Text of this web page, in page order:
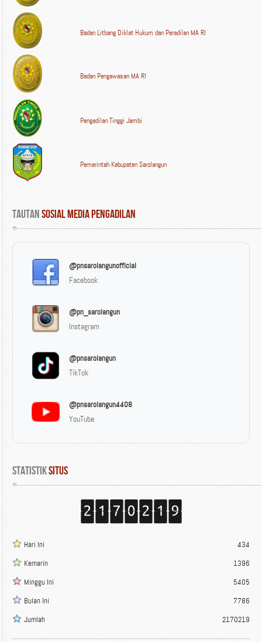
Badan Litbang Diklat Hukum dan Peradilan MA RI
Badan Pengawasan MA RI
Pengadilan Tinggi Jambi
Pemerintah Kabupaten Sarolangun
Tautan Sosial Media Pengadilan
@pnsarolangunofficial
Facebook
@pn_sarolangun
Instagram
@pnsarolangun
TikTok
@pnsarolangun4408
YouTube
Statistik Situs
Hari Ini
434
Kemarin
1396
Minggu Ini
5405
Bulan Ini
7786
Jumlah
2170219